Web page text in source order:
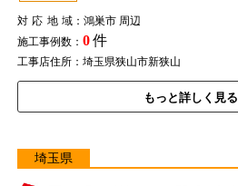
対応地域：鴻巣市 周辺
施工事例数： 0件
工事店住所：埼玉県狭山市新狭山
もっと詳しく見る
埼玉県